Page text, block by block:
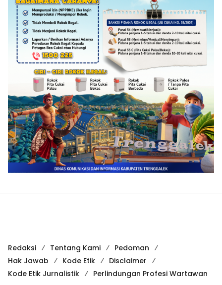
Redaksi Tentang Kami
Pedoman
Hak Jawab
Kode Etik
Disclaimer
Kode Etik Jurnalistik
Perlindungan Profesi Wartawan